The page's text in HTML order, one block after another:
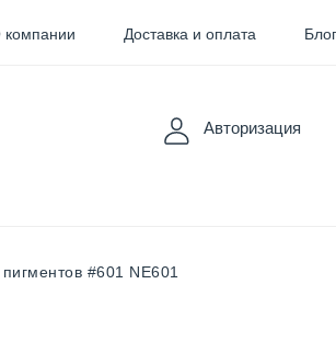
Доставка и оплата Блог
Авторизация
#601 NE601